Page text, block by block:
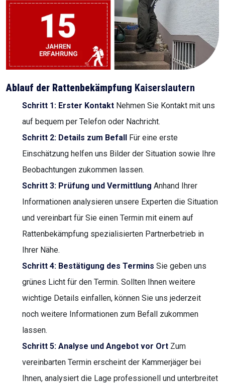
Ablauf der Rattenbekämpfung Kaiserslautern
Schritt 1: Erster Kontakt Nehmen Sie Kontakt mit uns
auf bequem per Telefon oder Nachricht.
Schritt 2: Details zum Befall Für eine erste
Einschätzung helfen uns Bilder der Situation sowie Ihre
Beobachtungen zukommen lassen.
Schritt 3: Prüfung und Vermittlung Anhand Ihrer
Informationen analysieren unsere Experten die Situation
und vereinbart für Sie einen Termin mit einem auf
Rattenbekämpfung spezialisierten Partnerbetrieb in
Ihrer Nähe.
Schritt 4: Bestätigung des Termins Sie geben uns
grünes Licht für den Termin. Sollten Ihnen weitere
wichtige Details einfallen, können Sie uns jederzeit
noch weitere Informationen zum Befall zukommen
lassen.
Schritt 5: Analyse und Angebot vor Ort Zum
vereinbarten Termin erscheint der Kammerjäger bei
Ihnen, analysiert die Lage professionell und unterbreitet